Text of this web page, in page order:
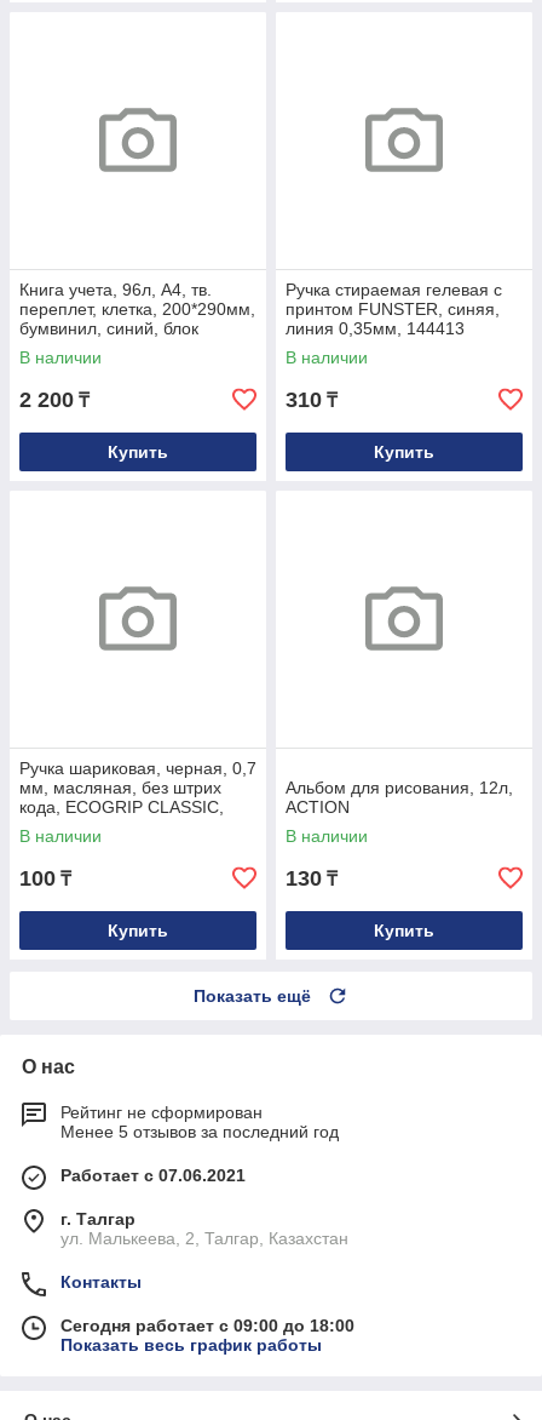
Книга учета, 96л, А4, тв.
переплет, клетка, 200*290мм,
бумвинил, синий, блок
офсетный
В наличии
2 200 ₸
Купить
Ручка стираемая гелевая с
принтом FUNSTER, синяя,
линия 0,35мм, 144413
В наличии
310 ₸
Купить
Ручка шариковая, черная, 0,7
мм, масляная, без штрих
кода, ECOGRIP CLASSIC,
Индия
В наличии
100 ₸
Купить
Альбом для рисования, 12л,
ACTION
В наличии
130 ₸
Купить
Показать ещё
О нас
Рейтинг не сформирован
Менее 5 отзывов за последний год
Работает с 07.06.2021
г. Талгар
ул. Малькеева, 2, Талгар, Казахстан
Контакты
Сегодня работает с 09:00 до 18:00
Показать весь график работы